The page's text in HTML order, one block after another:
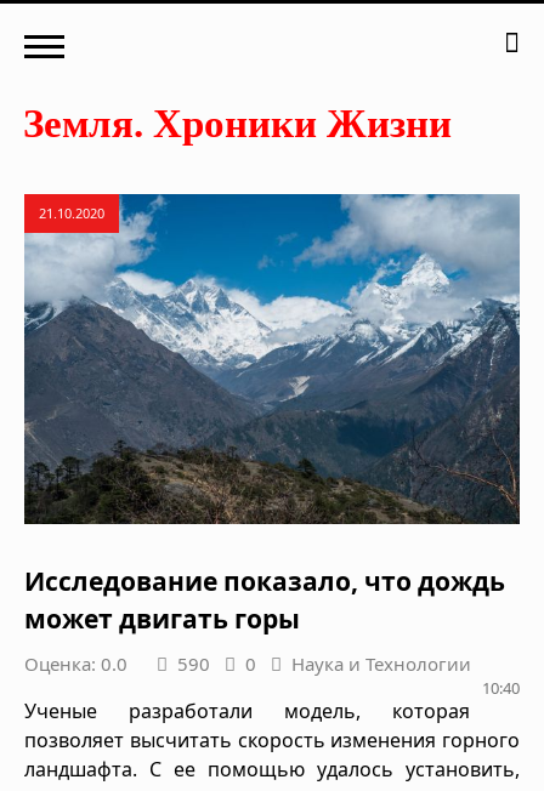
21.10.2020
Исследование показало, что дождь
может двигать горы
Оценка: 0.0 590 0 Наука и Технологии
10:40
Ученые разработали модель, которая
позволяет высчитать скорость изменения горного
ландшафта. С ее помощью удалось установить,